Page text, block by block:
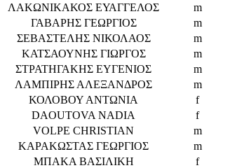
ΛΑΚΩΝΙΚΑΚΟΣ ΕΥΑΓΓΕΛΟΣ m
ΓΑΒΑΡΗΣ ΓΕΩΡΓΙΟΣ m
ΣΕΒΑΣΤΕΛΗΣ ΝΙΚΟΛΑΟΣ m
ΚΑΤΣΑΟΥΝΗΣ ΓΙΩΡΓΟΣ m
ΣΤΡΑΤΗΓΑΚΗΣ ΕΥΓΕΝΙΟΣ m
ΛΑΜΠΙΡΗΣ ΑΛΕΞΑΝΔΡΟΣ m
ΚΟΛΟΒΟΥ ΑΝΤΩΝΙΑ f
DAOUTOVA NADIA f
VOLPE CHRISTIAN m
ΚΑΡΑΚΩΣΤΑΣ ΓΕΩΡΓΙΟΣ m
ΜΠΑΚΑ ΒΑΣΙΛΙΚΗ f